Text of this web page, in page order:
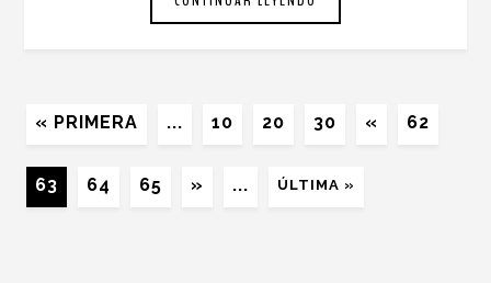
« PRIMERA ... 10 20 30 « 62
63 64 65 » ... ÚLTIMA »